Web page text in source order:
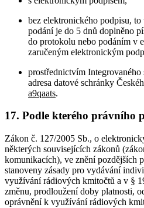
bez elektronického podpisu,
podání je do 5 dnů doplněno
do protokolu nebo podáním v
zaručeným elektronickým
prostřednictvím Integrovaného
adresa datové schránky
a9qaats.
17. Podle kterého právního
Zákon č. 127/2005 Sb., o
některých souvisejících zákonů
komunikacích), ve znění pozdějších
stanoveny zásady pro vydávání
využívání rádiových kmitočtů a v §
změnu, prodloužení doby platnosti,
oprávnění k využívání rádiových